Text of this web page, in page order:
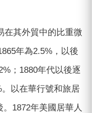
在其外貿中的比重微
年為2.5%，以後
；1880年代以後逐
以在華行號和旅居
1872年美國居華人